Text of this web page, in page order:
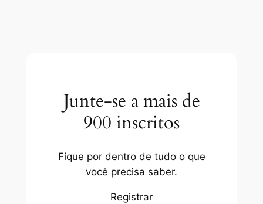
Junte-se a mais de
900 inscritos
Fique por dentro de tudo o que
você precisa saber.
Registrar